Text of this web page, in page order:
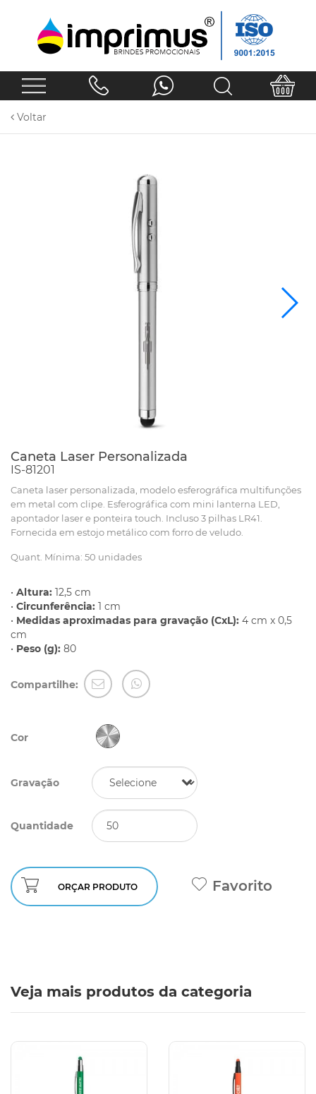
Voltar
Caneta Laser Personalizada
IS-81201
Caneta laser personalizada, modelo esferográfica multifunções
em metal com clipe. Esferográfica com mini lanterna LED,
apontador laser e ponteira touch. Incluso 3 pilhas LR41.
Fornecida em estojo metálico com forro de veludo.
Quant. Mínima: 50 unidades
• Altura: 12,5 cm
• Circunferência: 1 cm
• Medidas aproximadas para gravação (CxL): 4 cm x 0,5
cm
• Peso (g): 80
Compartilhe:
Cor
Gravação
Quantidade
ORÇAR PRODUTO Favorito
Veja mais produtos da categoria